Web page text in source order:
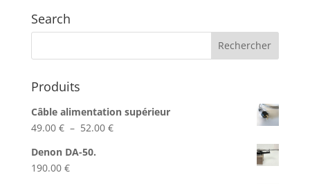
Search
Produits
Câble alimentation supérieur
49.00 € – 52.00 €Plage
Denon DA-50.
190.00 €